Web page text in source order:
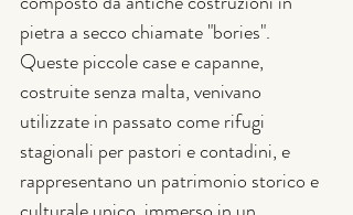
pietra a secco chiamate "bories".
Queste piccole case e capanne,
costruite senza malta, venivano
utilizzate in passato come rifugi
stagionali per pastori e contadini, e
rappresentano un patrimonio storico e